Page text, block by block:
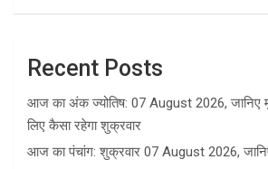
Recent Posts
आज का अंक ज्योतिष: 07 August 2026,
लिए कैसा रहेगा शुक्रवार
आज का पंचांग: शुक्रवार 07 August 2026,